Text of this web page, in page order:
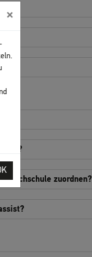
×
Hochschule zuordnen?